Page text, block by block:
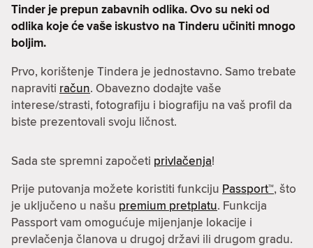
Tinder je prepun zabavnih odlika. Ovo su neki od
odlika koje će vaše iskustvo na Tinderu učiniti mnogo
boljim.
Prvo, korištenje Tindera je jednostavno. Samo trebate
napraviti račun. Obavezno dodajte vaše
interese/strasti, fotografiju i biografiju na vaš profil da
biste prezentovali svoju ličnost.
Sada ste spremni započeti privlačenja!
Prije putovanja možete koristiti funkciju Passport™, što
je uključeno u našu premium pretplatu. Funkcija
Passport vam omogućuje mijenjanje lokacije i
prevlačenja članova u drugoj državi ili drugom gradu.